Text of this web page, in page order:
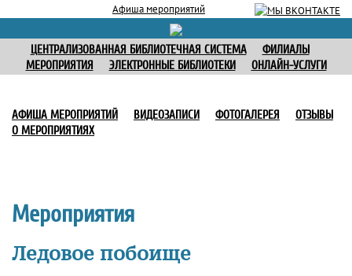
Афиша мероприятий
ЦЕНТРАЛИЗОВАННАЯ БИБЛИОТЕЧНАЯ СИСТЕМА
ФИЛИАЛЫ
МЕРОПРИЯТИЯ
ЭЛЕКТРОННЫЕ БИБЛИОТЕКИ ОНЛАЙН-УСЛУГИ
АФИША МЕРОПРИЯТИЙ ВИДЕОЗАПИСИ ФОТОГАЛЕРЕЯ
ОТЗЫВЫ
О МЕРОПРИЯТИЯХ
Мероприятия
Ледовое побоище